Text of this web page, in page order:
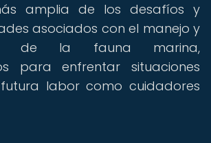
amplia de los desafíos y
asociados con el manejo y
de la fauna marina,
para enfrentar situaciones
labor como cuidadores